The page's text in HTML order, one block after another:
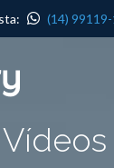
(14)